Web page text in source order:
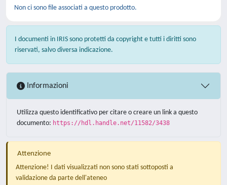
Non ci sono file associati a questo prodotto.
I documenti in IRIS sono protetti da copyright e tutti i diritti sono
riservati, salvo diversa indicazione.
Informazioni
Utilizza questo identificativo per citare o creare un link a questo
documento: https://hdl.handle.net/11582/3438
Attenzione
Attenzione! I dati visualizzati non sono stati sottoposti a
validazione da parte dell'ateneo